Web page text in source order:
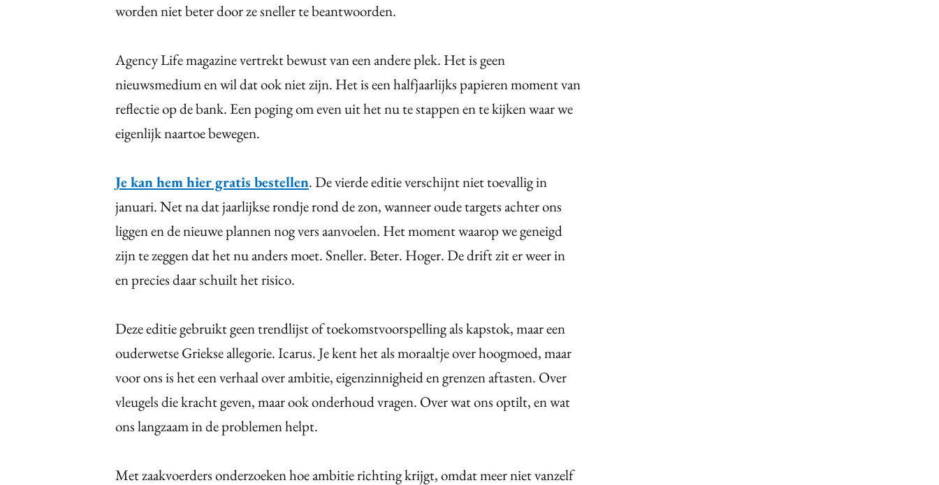
worden niet beter door ze sneller te beantwoorden.
Agency Life magazine vertrekt bewust van een andere plek. Het is geen
nieuwsmedium en wil dat ook niet zijn. Het is een halfjaarlijks papieren moment van
reflectie op de bank. Een poging om even uit het nu te stappen en te kijken waar we
eigenlijk naartoe bewegen.
Je kan hem hier gratis bestellen. De vierde editie verschijnt niet toevallig in
januari. Net na dat jaarlijkse rondje rond de zon, wanneer oude targets achter ons
liggen en de nieuwe plannen nog vers aanvoelen. Het moment waarop we geneigd
zijn te zeggen dat het nu anders moet. Sneller. Beter. Hoger. De drift zit er weer in
en precies daar schuilt het risico.
Deze editie gebruikt geen trendlijst of toekomstvoorspelling als kapstok, maar een
ouderwetse Griekse allegorie. Icarus. Je kent het als moraaltje over hoogmoed, maar
voor ons is het een verhaal over ambitie, eigenzinnigheid en grenzen aftasten. Over
vleugels die kracht geven, maar ook onderhoud vragen. Over wat ons optilt, en wat
ons langzaam in de problemen helpt.
Met zaakvoerders onderzoeken hoe ambitie richting krijgt, omdat meer niet vanzelf